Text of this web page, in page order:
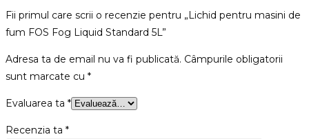
Fii primul care scrii o recenzie pentru „Lichid pentru masini de
fum FOS Fog Liquid Standard 5L”
Adresa ta de email nu va fi publicată. Câmpurile obligatorii
sunt marcate cu *
Evaluarea ta *
Recenzia ta *